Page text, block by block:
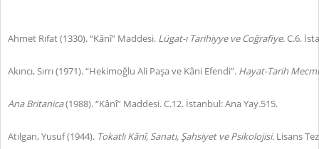
Ahmet Rıfat (1330). “Kânî” Maddesi. Lügat-ı Tarihiyye ve Coğrafiye. C.6.
Akıncı, Sırrı (1971). “Hekimoğlu Ali Paşa ve Kâni Efendi”. Hayat-Tarih
Ana Britanica(1988). “Kânî” Maddesi. C.12. İstanbul: Ana Yay.515.
Atılgan, Yusuf (1944). Tokatlı Kânî, Sanatı, Şahsiyet ve Psikolojisi. Lisans